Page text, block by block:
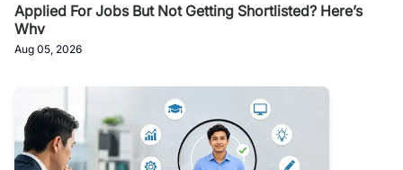
Applied For Jobs But Not Getting Shortlisted? Here’s
Why
Aug 05, 2026